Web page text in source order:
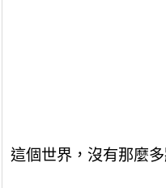
這個世界，沒有那麼